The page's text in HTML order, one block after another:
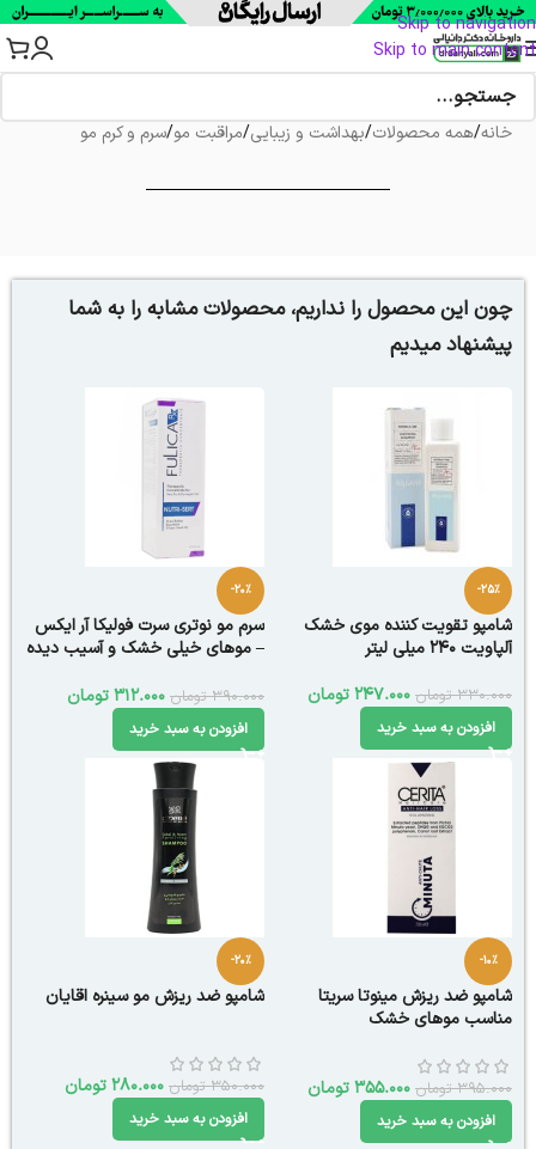
Skip to navigation
Skip to main content
خانه/همه محصولات/بهداشت و زیبایی/مراقبت مو/سرم و کرم مو
چون این محصول را نداریم، محصولات مشابه را به شما
پیشنهاد میدیم
-25%
شامپو تقویت کننده موی خشک
آلپاویت 240 میلی لیتر
330.000 تومان 247.000تومان
افزودن به سبد خرید
-20%
سرم مو نوتری سرت فولیکا آر ایکس
– موهای خیلی خشک و آسیب دیده
390.000 تومان 312.000تومان
افزودن به سبد خرید
-10%
شامپو ضد ریزش مینوتا سریتا
مناسب موهای خشک
395.000 تومان 355.000تومان
افزودن به سبد خرید
-20%
شامپو ضد ریزش مو سینره اقایان
350.000 تومان 280.000تومان
افزودن به سبد خرید